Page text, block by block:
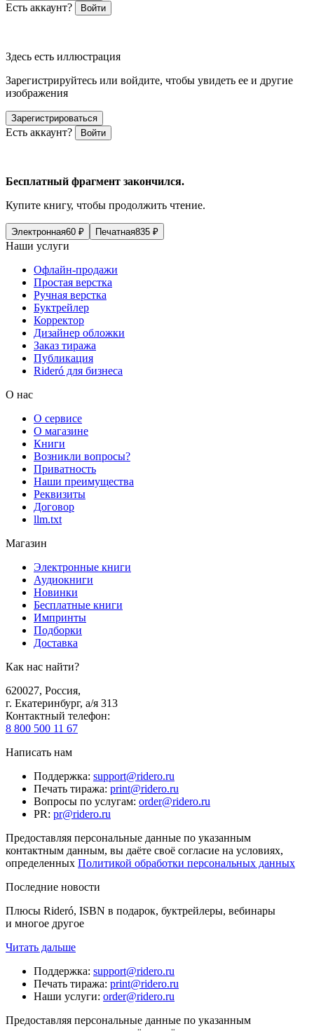
Есть аккаунт? Войти
Здесь есть иллюстрация
Зарегистрируйтесь или войдите, чтобы увидеть ее и другие
изображения
Зарегистрироваться
Есть аккаунт? Войти
Бесплатный фрагмент закончился.
Купите книгу, чтобы продолжить чтение.
Электронная60 ₽ Печатная835 ₽
Наши услуги
Офлайн-продажи
Простая верстка
Ручная верстка
Буктрейлер
Корректор
Дизайнер обложки
Заказ тиража
Публикация
Rideró для бизнеса
О нас
О сервисе
О магазине
Книги
Возникли вопросы?
Приватность
Наши преимущества
Реквизиты
Договор
llm.txt
Магазин
Электронные книги
Аудиокниги
Новинки
Бесплатные книги
Импринты
Подборки
Доставка
Как нас найти?
620027, Россия,
г. Екатеринбург, а/я 313
Контактный телефон:
8 800 500 11 67
Написать нам
Поддержка: support@ridero.ru
Печать тиража: print@ridero.ru
Вопросы по услугам: order@ridero.ru
PR: pr@ridero.ru
Предоставляя персональные данные по указанным
контактным данным, вы даёте своё согласие на условиях,
определенных Политикой обработки персональных данных
Последние новости
Плюсы Rideró, ISBN в подарок, буктрейлеры, вебинары
и многое другое
Читать дальше
Поддержка: support@ridero.ru
Печать тиража: print@ridero.ru
Наши услуги: order@ridero.ru
Предоставляя персональные данные по указанным